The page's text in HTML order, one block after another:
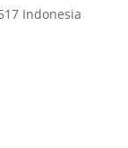
Indonesia